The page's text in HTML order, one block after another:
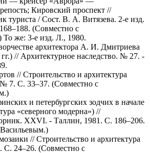
Кировский проспект //
туриста / Сост. В. А. Витязева. 2-е изд.
(Совместно с
же: 3-е изд. Л., 1980.
архитектора А. И. Дмитриева
// Архитектурное наследство. № 27. -
// Строительство и архитектура
7. С. 33–37. (Совместно с
и петербургских зодчих в начале
«северного модерна») //
XXVI. - Таллин, 1981. С. 186–206.
// Строительство и архитектура
24–26. (Совместно с